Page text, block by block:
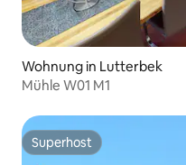
Wohnung in Lutterbek
Mühle W01 M1
Superhost
Superhost